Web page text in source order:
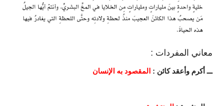
معاني المفردات :
ـــ أكرم وأعقد كائن : المقصود به الإنسان